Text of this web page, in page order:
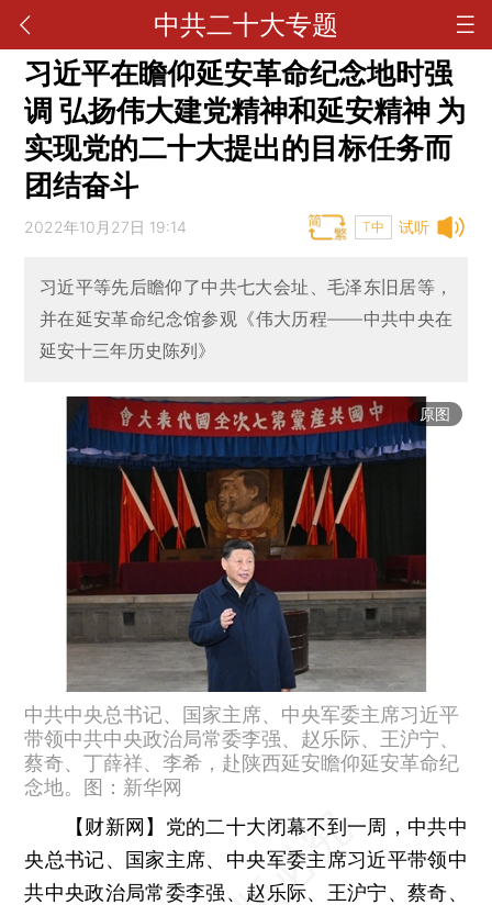
中共二十大专题
习近平在瞻仰延安革命纪念地时强
调 弘扬伟大建党精神和延安精神 为
实现党的二十大提出的目标任务而
团结奋斗
试听
2022年10月27日 19:14 T中
习近平等先后瞻仰了中共七大会址、毛泽东旧居等，
并在延安革命纪念馆参观《伟大历程——中共中央在
延安十三年历史陈列》
原图
中共中央总书记、国家主席、中央军委主席习近平
带领中共中央政治局常委李强、赵乐际、王沪宁、
蔡奇、丁薛祥、李希，赴陕西延安瞻仰延安革命纪
念地。图：新华网
【财新网】 党的二十大闭幕不到一周，中共中
央总书记、国家主席、中央军委主席习近平带领中
共中央政治局常委李强、赵乐际、王沪宁、蔡奇、